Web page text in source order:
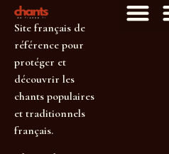
Site français de
référence pour
protéger et
découvrir les
chants populaires
et traditionnels
français.